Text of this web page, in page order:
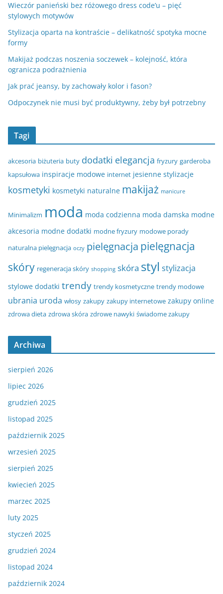
Wieczór panieński bez różowego dress code’u – pięć
stylowych motywów
Stylizacja oparta na kontraście – delikatność spotyka mocne
formy
Makijaż podczas noszenia soczewek – kolejność, która
ogranicza podrażnienia
Jak prać jeansy, by zachowały kolor i fason?
Odpoczynek nie musi być produktywny, żeby był potrzebny
Tagi
akcesoria biżuteria buty dodatki elegancja fryzury garderoba
kapsułowa inspiracje modowe internet jesienne stylizacje
kosmetyki kosmetyki naturalne makijaż manicure
Minimalizm moda moda codzienna moda damska modne
akcesoria modne dodatki modne fryzury modowe porady
naturalna pielęgnacja oczy pielęgnacja pielęgnacja
skóry regeneracja skóry shopping skóra styl stylizacja
stylowe dodatki trendy trendy kosmetyczne trendy modowe
ubrania uroda włosy zakupy zakupy internetowe zakupy online
zdrowa dieta zdrowa skóra zdrowe nawyki świadome zakupy
Archiwa
sierpień 2026
lipiec 2026
grudzień 2025
listopad 2025
październik 2025
wrzesień 2025
sierpień 2025
kwiecień 2025
marzec 2025
luty 2025
styczeń 2025
grudzień 2024
listopad 2024
październik 2024